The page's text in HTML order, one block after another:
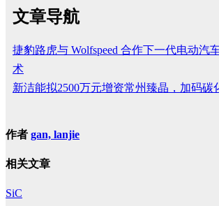
文章导航
捷豹路虎与 Wolfspeed 合作下一代电动汽
术
新洁能拟2500万元增资常州臻晶，加码碳
作者 gan, lanjie
相关文章
SiC